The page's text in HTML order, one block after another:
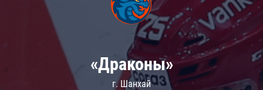
«Драконы»
г. Шанхай